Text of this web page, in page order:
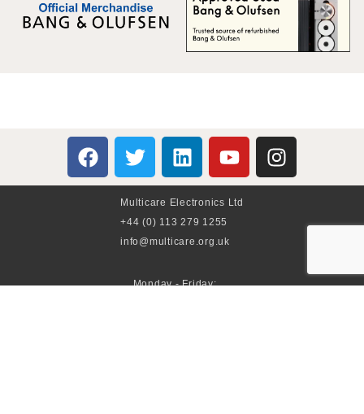
Multicare Electronics Ltd
+44 (0) 113 279 1255
info@multicare.org.uk
Monday - Friday: